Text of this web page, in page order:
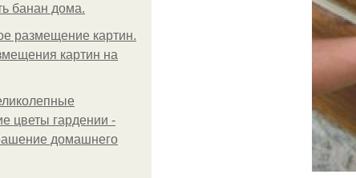
банан дома.
размещение картин.
картин на
цветы гардении -
домашнего